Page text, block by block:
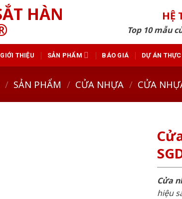
HỆ
Top 10 mẫu
GIỚI THIỆU SẢN PHẨM BÁO GIÁ DỰ ÁN THỰC
/ SẢN PHẨM / CỬA NHỰA / CỬA
Cửa
hiệu